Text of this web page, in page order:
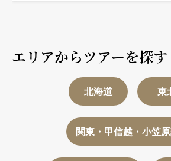
エリアからツアーを探す
北海道 東
関東・甲信越・小笠